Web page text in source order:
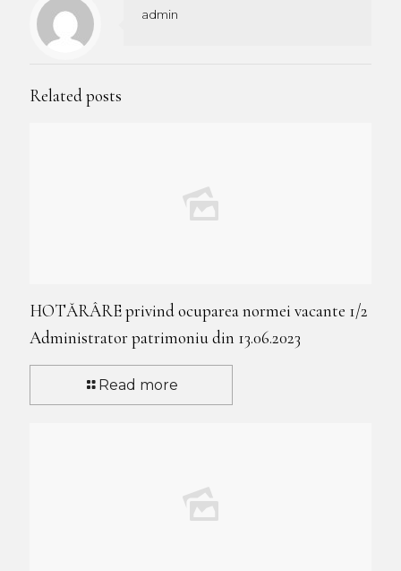
admin
Related posts
HOTĂRÂRE privind ocuparea normei vacante 1/2
Administrator patrimoniu din 13.06.2023
Read more